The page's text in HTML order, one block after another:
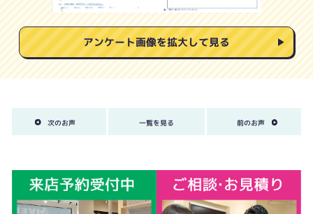
アンケート画像を拡大して見る
次のお声 一覧を見る 前のお声